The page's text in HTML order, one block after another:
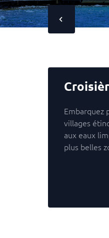
Embarquez
villages
aux eaux
plus belles